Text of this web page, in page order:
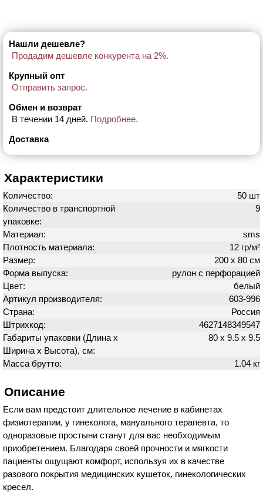
Нашли дешевле?
Продадим дешевле конкурента на 2%.
Крупный опт
Отправить запрос.
Обмен и возврат
В течении 14 дней. Подробнее.
Доставка
Характеристики
Количество:
50 шт
Количество в транспортной
упаковке:
9
Материал:
sms
Плотность материала:
12 гр/м²
Размер:
200 х 80 см
Форма выпуска:
рулон с перфорацией
Цвет:
белый
Артикул производителя:
603-996
Страна:
Россия
Штрихкод:
4627148349547
Габариты упаковки (Длина х
Ширина х Высота), см:
80 х 9.5 х 9.5
Масса брутто: 1.04 кг
Описание
Если вам предстоит длительное лечение в кабинетах
физиотерапии, у гинеколога, мануального терапевта, то
одноразовые простыни станут для вас необходимым
приобретением. Благодаря своей прочности и мягкости
пациенты ощущают комфорт, используя их в качестве
разового покрытия медицинских кушеток, гинекологических
кресел.